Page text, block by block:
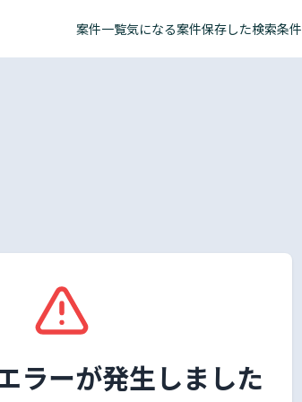
案件一覧気になる案件保存した検索条件
ラーが発生しました